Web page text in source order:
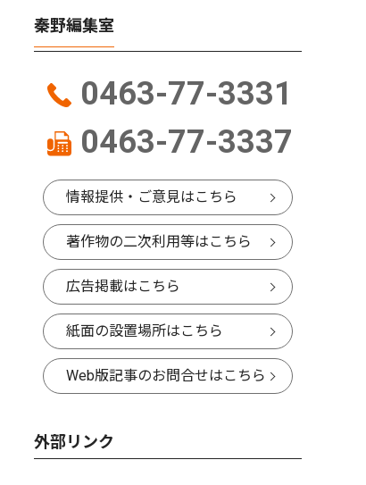
秦野編集室
0463-77-3331
0463-77-3337
情報提供・ご意見はこちら
著作物の二次利用等はこちら
広告掲載はこちら
紙面の設置場所はこちら
Web版記事のお問合せはこちら
外部リンク